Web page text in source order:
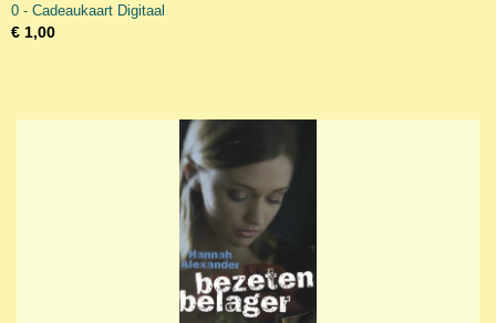
0 - Cadeaukaart Digitaal
€ 1,00